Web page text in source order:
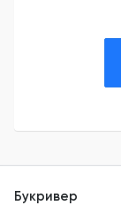
Букривер